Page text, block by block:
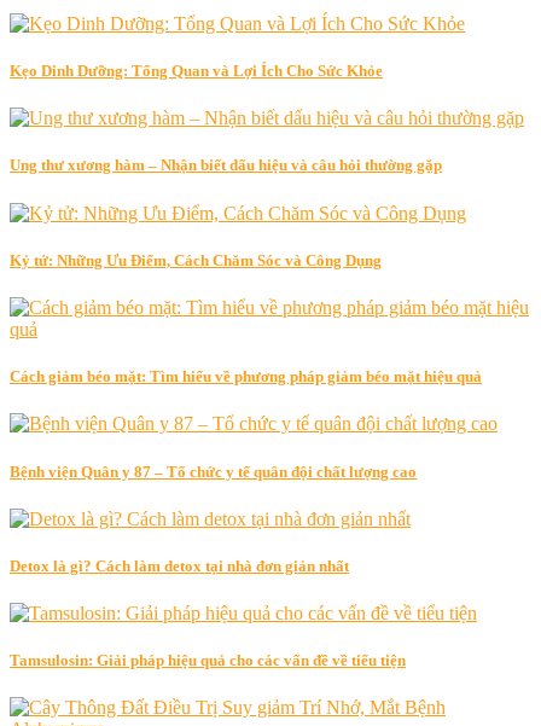
Kẹo Dinh Dưỡng: Tổng Quan và Lợi Ích Cho Sức Khỏe
Ung thư xương hàm – Nhận biết dấu hiệu và câu hỏi thường gặp
Kỷ tử: Những Ưu Điểm, Cách Chăm Sóc và Công Dụng
Cách giảm béo mặt: Tìm hiểu về phương pháp giảm béo mặt hiệu quả
Bệnh viện Quân y 87 – Tổ chức y tế quân đội chất lượng cao
Detox là gì? Cách làm detox tại nhà đơn giản nhất
Tamsulosin: Giải pháp hiệu quả cho các vấn đề về tiểu tiện